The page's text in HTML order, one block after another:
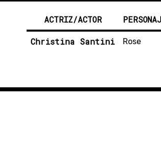
ACTRIZ/ACTOR
Christina Santini Rose